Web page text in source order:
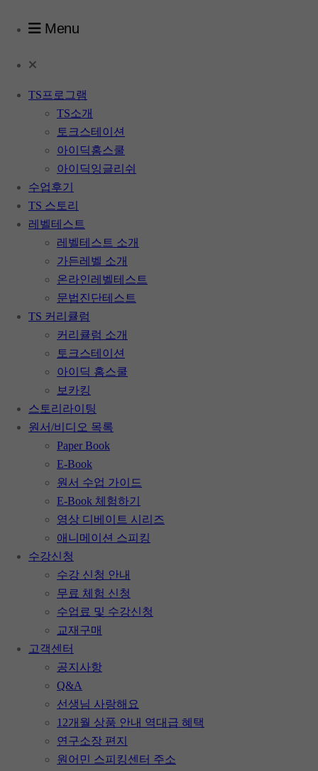
Menu
TS프로그램
TS소개
토크스테이션
아이딕홈스쿨
아이딕잉글리쉬
수업후기
TS 스토리
레벨테스트
레벨테스트 소개
가든레벨 소개
온라인레벨테스트
문법진단테스트
TS 커리큘럼
커리큘럼 소개
토크스테이션
아이딕 홈스쿨
보카킹
스토리라이팅
원서/비디오 목록
Paper Book
E-Book
원서 수업 가이드
E-Book 체험하기
영상 디베이트 시리즈
애니메이션 스피킹
수강신청
수강 신청 안내
무료 체험 신청
수업료 및 수강신청
교재구매
고객센터
공지사항
Q&A
선생님 사랑해요
12개월 상품 안내 역대급 혜택
연구소장 편지
원어민 스피킹센터 주소